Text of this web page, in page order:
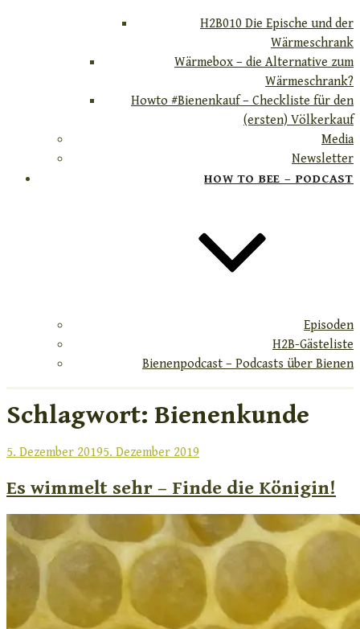
H2B010 Die Epische und der
Wärmeschrank
Wärmebox – die Alternative zum
Wärmeschrank?
Howto #Bienenkauf – Checkliste für den
(ersten) Völkerkauf
Media
Newsletter
HOW TO BEE – PODCAST
Episoden
H2B-Gästeliste
Bienenpodcast – Podcasts über Bienen
Schlagwort: Bienenkunde
Veröffentlicht
5. Dezember 20195. Dezember 2019
Es wimmelt sehr – Finde die Königin!